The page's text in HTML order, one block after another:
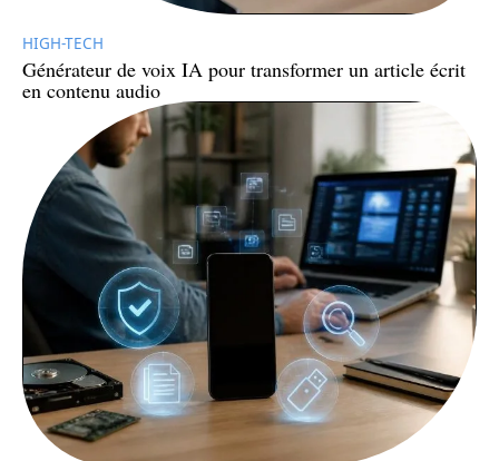
HIGH-TECH
Générateur de voix IA pour transformer un article écrit
en contenu audio